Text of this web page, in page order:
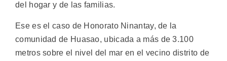
del hogar y de las familias.
Ese es el caso de Honorato Ninantay, de la
comunidad de Huasao, ubicada a más de 3.100
metros sobre el nivel del mar en el vecino distrito de